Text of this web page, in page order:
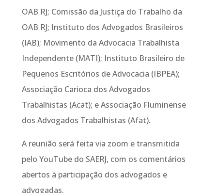
OAB RJ; Comissão da Justiça do Trabalho da
OAB RJ; Instituto dos Advogados Brasileiros
(IAB); Movimento da Advocacia Trabalhista
Independente (MATI); Instituto Brasileiro de
Pequenos Escritórios de Advocacia (IBPEA);
Associação Carioca dos Advogados
Trabalhistas (Acat); e Associação Fluminense
dos Advogados Trabalhistas (Afat).
A reunião será feita via zoom e transmitida
pelo YouTube do SAERJ, com os comentários
abertos à participação dos advogados e
advogadas.